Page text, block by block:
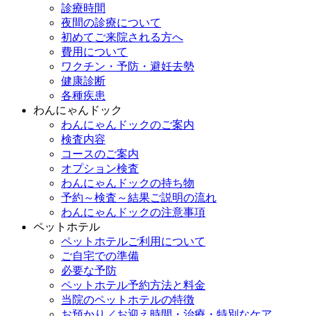
診療時間
夜間の診療について
初めてご来院される方へ
費用について
ワクチン・予防・避妊去勢
健康診断
各種疾患
わんにゃんドック
わんにゃんドックのご案内
検査内容
コースのご案内
オプション検査
わんにゃんドックの持ち物
予約～検査～結果ご説明の流れ
わんにゃんドックの注意事項
ペットホテル
ペットホテルご利用について
ご自宅での準備
必要な予防
ペットホテル予約方法と料金
当院のペットホテルの特徴